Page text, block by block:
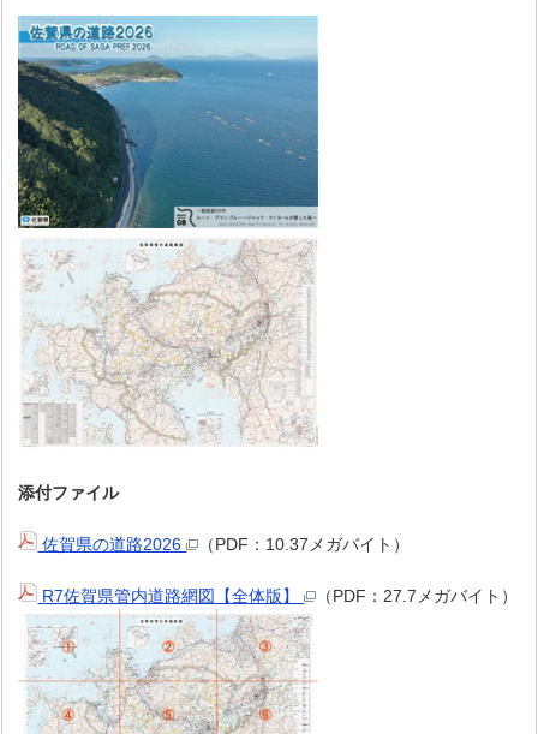
添付ファイル
佐賀県の道路2026 （PDF：10.37メガバイト）
R7佐賀県管内道路網図【全体版】 （PDF：27.7メガバイト）